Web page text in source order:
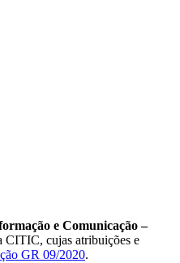
e Comunicação –
CITIC, cujas atribuições e
GR 09/2020.